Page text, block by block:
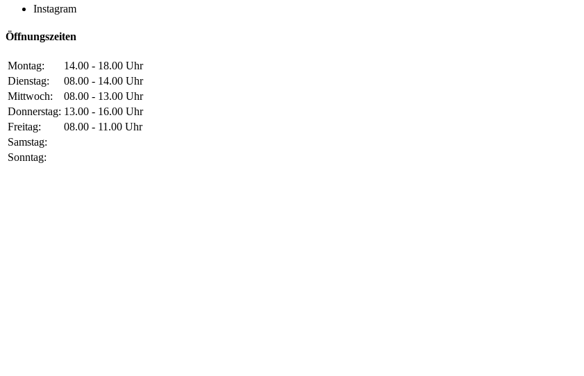
Instagram
Öffnungszeiten
Montag:
14.00 - 18.00 Uhr
Dienstag:
08.00 - 14.00 Uhr
Mittwoch:
08.00 - 13.00 Uhr
Donnerstag: 13.00 - 16.00 Uhr
Freitag:
08.00 - 11.00 Uhr
Samstag:
Sonntag: